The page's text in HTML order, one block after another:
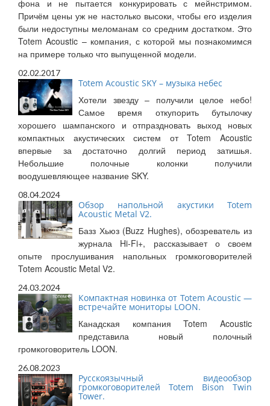
фона и не пытается конкурировать с мейнстримом.
Причём цены уж не настолько высоки, чтобы его изделия
были недоступны меломанам со средним достатком. Это
Totem Acoustic – компания, с которой мы познакомимся
на примере только что выпущенной модели.
02.02.2017
Totem Acoustic SKY – музыка небес
Хотели звезду – получили целое небо!
Самое время откупорить бутылочку
хорошего шампанского и отпраздновать выход новых
компактных акустических систем от Totem Acoustic
впервые за достаточно долгий период затишья.
Небольшие полочные колонки получили
воодушевляющее название SKY.
08.04.2024
Обзор напольной акустики Totem
Acoustic Metal V2.
Базз Хьюз (Buzz Hughes), обозреватель из
журнала Hi-Fi+, рассказывает о своем
опыте прослушивания напольных громкоговорителей
Totem Acoustic Metal V2.
24.03.2024
Компактная новинка от Totem Acoustic —
встречайте мониторы LOON.
Канадская компания Totem Acoustic
представила новый полочный
громкоговоритель LOON.
26.08.2023
Русскоязычный видеообзор
громкоговорителей Totem Bison Twin
Tower.